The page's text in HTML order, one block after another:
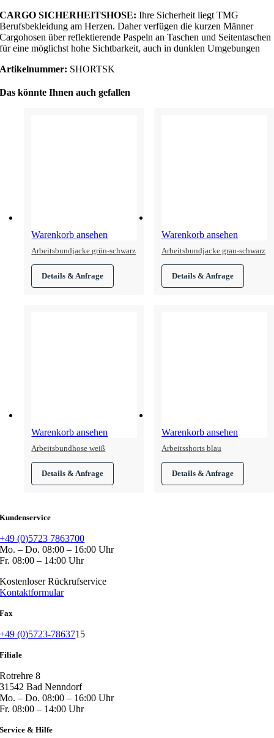
CARGO SICHERHEITSHOSE: Ihre Sicherheit liegt TMG
Berufsbekleidung am Herzen. Daher verfügen die kurzen Männer
Cargohosen über reflektierende Paspeln an Taschen und Seitentaschen
für eine möglichst hohe Sichtbarkeit, auch in dunklen Umgebungen
Artikelnummer: SHORTSK
Das könnte Ihnen auch gefallen
Warenkorb ansehen
Arbeitsbundjacke grün-schwarz
Warenkorb ansehen
Arbeitsbundjacke grau-schwarz
Warenkorb ansehen
Arbeitsbundhose weiß
Warenkorb ansehen
Arbeitsshorts blau
Kundenservice
+49 (0)5723 7863700
Mo. – Do. 08:00 – 16:00 Uhr
Fr. 08:00 – 14:00 Uhr
Kostenloser Rückrufservice
Kontaktformular
Fax
+49 (0)5723-7863715
Filiale
Rotrehre 8
31542 Bad Nenndorf
Mo. – Do. 08:00 – 16:00 Uhr
Fr. 08:00 – 14:00 Uhr
Service & Hilfe